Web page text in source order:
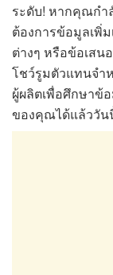
ระดับ! หากคุณกำ
ต้องการข้อมูลเพิ่
ต่างๆ หรือข้อเสน
โชว์รูมตัวแทนจำ
ผู้ผลิตเพื่อศึกษาข้
ของคุณได้แล้ววัน